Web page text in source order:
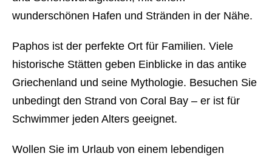
wunderschönen Hafen und Stränden in der Nähe.
Paphos ist der perfekte Ort für Familien. Viele
historische Stätten geben Einblicke in das antike
Griechenland und seine Mythologie. Besuchen Sie
unbedingt den Strand von Coral Bay – er ist für
Schwimmer jeden Alters geeignet.
Wollen Sie im Urlaub von einem lebendigen